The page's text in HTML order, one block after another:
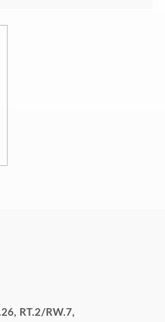
RT.2/RW.7,